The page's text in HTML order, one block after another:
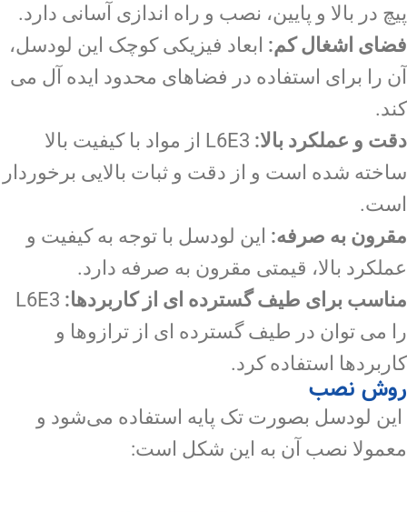
پیچ در بالا و پایین، نصب و راه اندازی آسانی دارد.
فضای اشغال کم: ابعاد فیزیکی کوچک این لودسل،
آن را برای استفاده در فضاهای محدود ایده آل می
کند.
دقت و عملکرد بالا:
L6E3 از مواد با کیفیت بالا
ساخته شده است و از دقت و ثبات بالایی برخوردار
است.
مقرون به صرفه: این لودسل با توجه به کیفیت و
عملکرد بالا، قیمتی مقرون به صرفه دارد.
مناسب برای طیف گسترده ای از کاربردها: L6E3
را می توان در طیف گسترده ای از ترازوها و
کاربردها استفاده کرد.
روش نصب
این لودسل بصورت تک پایه استفاده می‌شود و
معمولا نصب آن به این شکل است: